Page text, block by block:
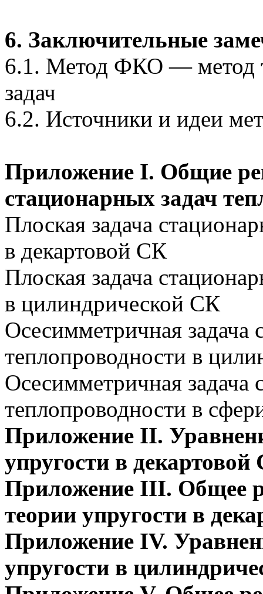
6. Заключительные
6.1. Метод ФКО — метод
задач
6.2. Источники и идеи
Приложение I. Общие
стационарных задач
Плоская задача
в декартовой СК
Плоская задача
в цилиндрической СК
Осесимметричная задача
теплопроводности в
Осесимметричная задача
теплопроводности в
Приложение II.
упругости в
Приложение III. Общее
теории упругости в
Приложение IV.
упругости в